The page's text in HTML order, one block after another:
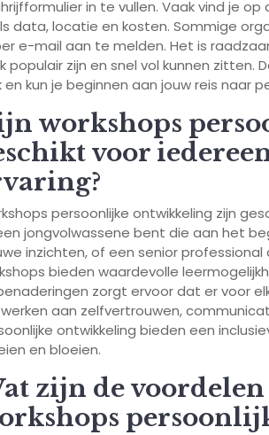
in te vullen. Vaak vind je
data, locatie en kosten. Sommige
e-mail aan te melden. Het is
populair zijn en snel vol kunnen zitten.
en kun je beginnen aan jouw reis naar
workshops
voor
persoonlijke ontwikkeling zijn
jongvolwassene bent die aan het
inzichten, of een senior
bieden waardevolle
zorgt ervoor dat er voor
aan zelfvertrouwen,
ontwikkeling bieden een
en bloeien.
zijn de